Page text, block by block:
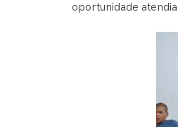
oportunidade